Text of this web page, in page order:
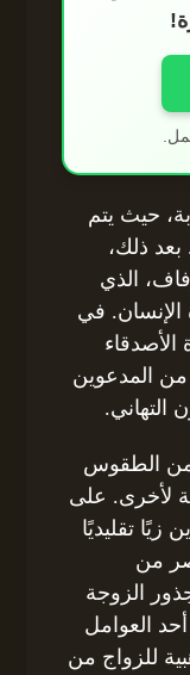
حيث يتم
بعد ذلك،
الذي
الإنسان. في
الأصدقاء
من المدعوين
التهاني.
من الطقوس
لأخرى. على
تقليديًا
من
الزوجة
أحد العوامل
للزواج من